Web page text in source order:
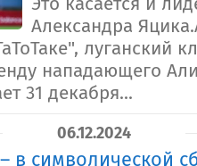
Александра
луганский
нападающего
31 декабря...
06.12.2024
в символической